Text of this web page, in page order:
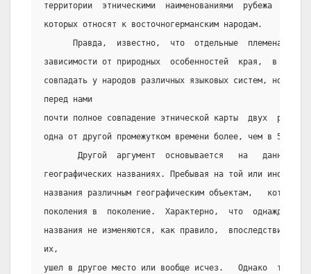
территории  этническими  наименованиями  рубежа
которых относят к восточногерманским народам.
Правда,  известно,  что  отдельные  племена
зависимости от природных  особенностей  края,  в
совпадать у народов различных языковых систем, но в
перед нами
почти полное совпадение этнической карты  двух
одна от другой промежутком времени более, чем в 500
Другой  аргумент  основывается   на   данных
географических названиях. Пребывая на той или иной
названия различным географическим объектам,   которые
поколения в  поколение.  Характерно,  что  однажды
названия не изменяются, как правило,  впоследствии,
их,
ушел в другое место или вообще исчез.   Однако